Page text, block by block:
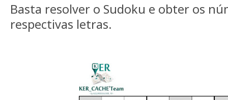
Basta resolver o Sudoku e obter os
respectivas letras.